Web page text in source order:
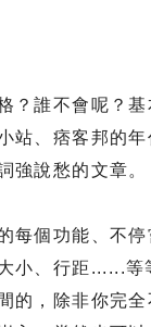
？誰不會呢？
站、痞客邦的
強說愁的文章。
每個功能、不
小、行距......等
的，除非你完